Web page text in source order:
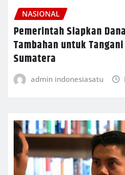
NASIONAL
Pemerintah Siapkan
Tambahan untuk
Sumatera
admin indonesiasatu